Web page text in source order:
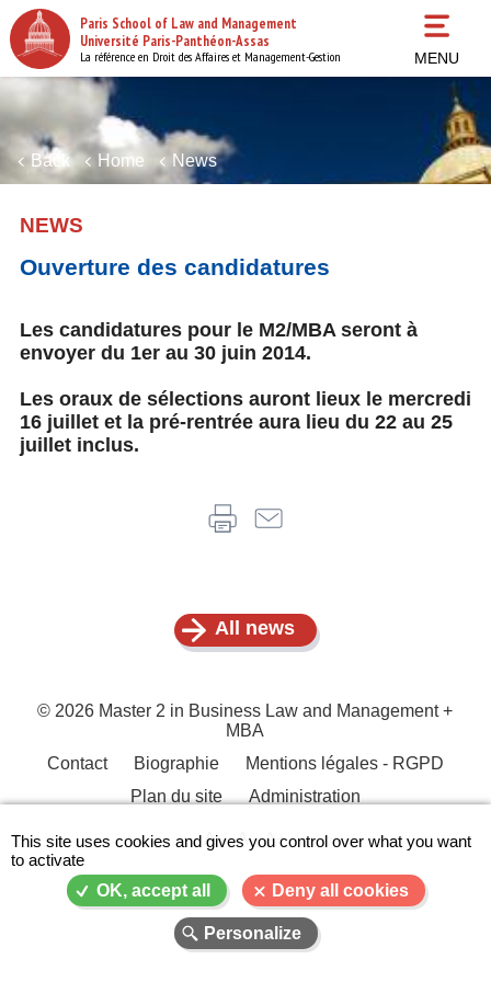
Skip
to
main
content
Paris School of Law and Management
Université Paris-Panthéon-Assas
La référence en Droit des Affaires et Management-Gestion MENU
Back Home News
NEWS
Ouverture des candidatures
Les candidatures pour le M2/MBA seront à
envoyer du 1er au 30 juin 2014.
Les oraux de sélections auront lieux le mercredi
16 juillet et la pré-rentrée aura lieu du 22 au 25
juillet inclus.
All news
© 2026 Master 2 in Business Law and Management +
MBA
de
page
Contact Biographie
Mentions légales - RGPD
Plan du site
Administration
A- A A+
This site uses cookies and gives you control over what you want
to activate
OK, accept all
Deny all cookies
Personalize